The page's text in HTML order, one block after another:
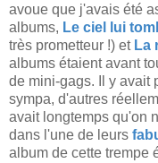
avoue que j'avais été
albums, Le ciel lui
très prometteur !) et La
albums étaient avant
de mini-gags. Il y avait
sympa, d'autres
avait longtemps qu'on
dans l'une de leurs
album de cette trempe